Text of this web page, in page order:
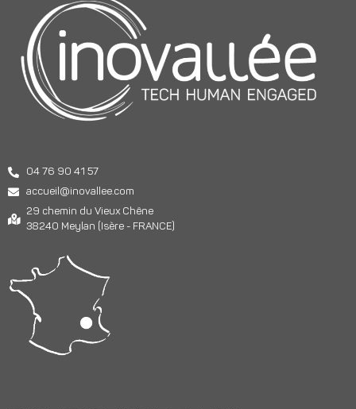
04 76 90 41 57
accueil@inovallee.com
29 chemin du Vieux Chêne
38240 Meylan (Isère - FRANCE)